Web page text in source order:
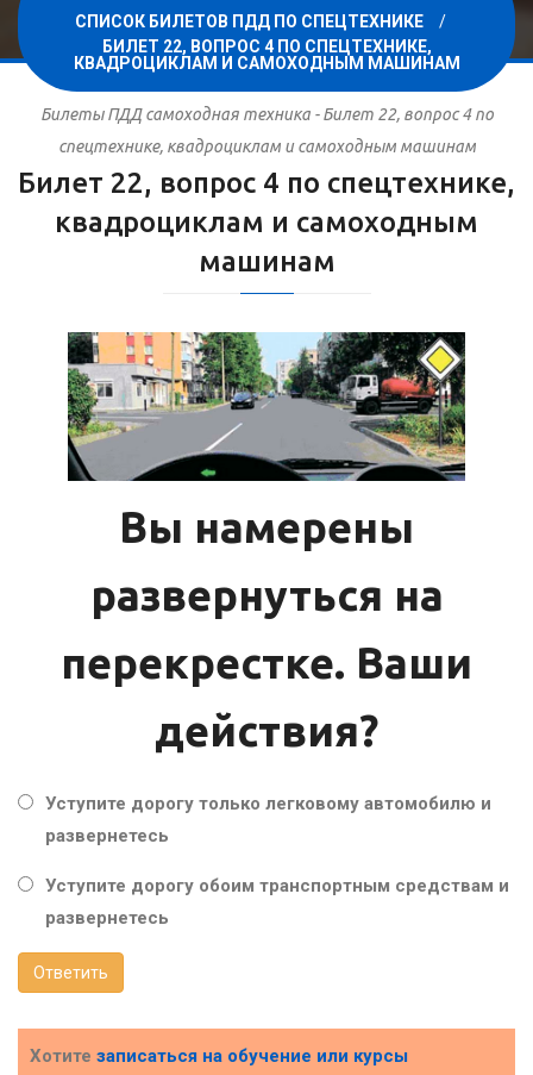
СПИСОК БИЛЕТОВ ПДД ПО СПЕЦТЕХНИКЕ
БИЛЕТ 22, ВОПРОС 4 ПО СПЕЦТЕХНИКЕ,
КВАДРОЦИКЛАМ И САМОХОДНЫМ МАШИНАМ
Билеты ПДД самоходная техника - Билет 22, вопрос 4 по
спецтехнике, квадроциклам и самоходным машинам
Билет 22, вопрос 4 по спецтехнике,
квадроциклам и самоходным
машинам
Вы намерены
развернуться на
перекрестке. Ваши
действия?
Уступите дорогу только легковому автомобилю и
развернетесь
Уступите дорогу обоим транспортным средствам и
развернетесь
Ответить
Хотите записаться на обучение или курсы